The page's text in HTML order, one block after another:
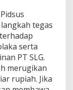
tegas
serta
PT SLG.
merugikan
rupiah. Jika